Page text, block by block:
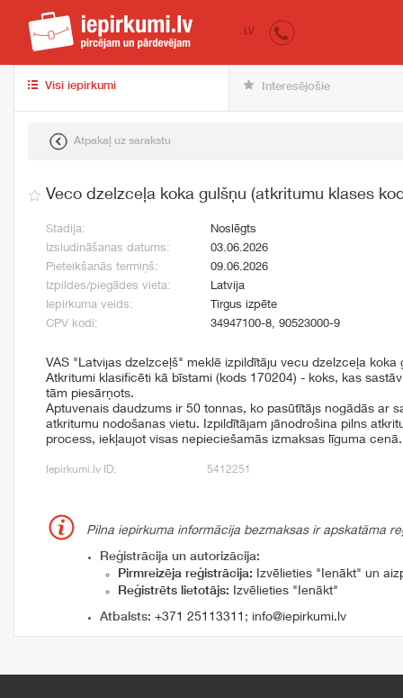
iepirkumi.lv
LV
Visi iepirkumi Interesējošie
Atpakaļ uz sarakstu
Veco dzelzceļa koka gulšņu (atkritumu klases
Stadija:
Noslēgts
Izsludināšanas datums:
03.06.2026
Pieteikšanās termiņš:
09.06.2026
Izpildes/piegādes vieta:
Latvija
Iepirkuma veids:
Tirgus izpēte
CPV kodi:
34947100-8, 90523000-9
VAS "Latvijas dzelzceļš" meklē izpildītāju vecu dzelzceļa koka
Atkritumi klasificēti kā bīstami (kods 170204) - koks, kas
tām piesārņots.
Aptuvenais daudzums ir 50 tonnas, ko pasūtītājs nogādās ar
atkritumu nodošanas vietu. Izpildītājam jānodrošina pilns
process, iekļaujot visas nepieciešamās izmaksas līguma cenā.
Iepirkumi.lv ID: 5412251
Pilna iepirkuma informācija bezmaksas ir apskatāma
Reģistrācija un autorizācija:
Pirmreizēja reģistrācija: Izvēlieties "Ienākt" un
Reģistrēts lietotājs: Izvēlieties "Ienākt"
Atbalsts: +371 25113311 ; info@iepirkumi.lv